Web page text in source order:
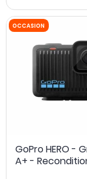
GoPro HERO -
A+ -